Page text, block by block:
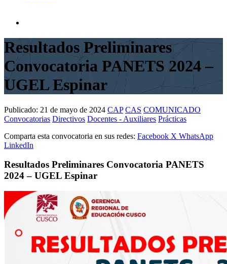
Resultados Preliminares
Convocatoria PANETS 2024 –
UGEL Espinar
Publicado: 21 de mayo de 2024 CAP CAS COMUNICADO
Convocatorias Directivos Docentes - Auxiliares Prácticas
Comparta esta convocatoria en sus redes: Facebook X WhatsApp
LinkedIn
Resultados Preliminares Convocatoria PANETS
2024 – UGEL Espinar